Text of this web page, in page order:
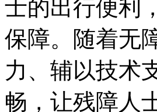
士的出行便利
保障。随着无
力、辅以技术
畅，让残障人